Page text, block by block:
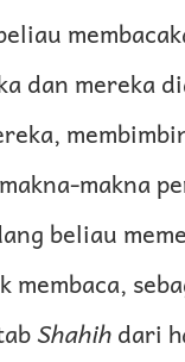
dan mereka
makna
beliau
membaca,
Shahihdari